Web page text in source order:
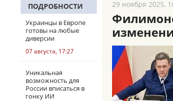
ПОДРОБНОСТИ
Украинцы в Европе
готовы на любые
диверсии
07 августа, 17:27
Уникальная
возможность для
России вписаться в
гонку ИИ
29 ноября 2025,